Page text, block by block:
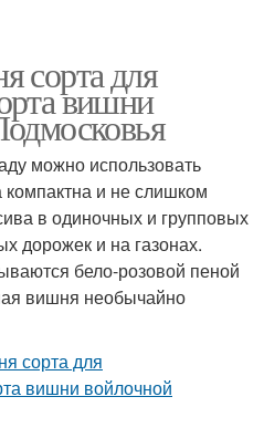
сорта для
вишни
можно использовать
и не слишком
в одиночных и групповых
дорожек и на газонах.
бело-розовой пеной
вишня необычайно